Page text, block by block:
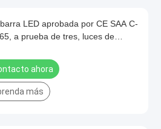
LED aprobada por CE SAA C-
a prueba de tres, luces de
intemperie para
almacenes, túneles
ahora
más